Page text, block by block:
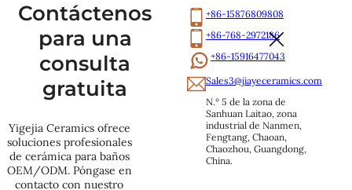
Contáctenos
para una
consulta
gratuita
Yigejia Ceramics ofrece
soluciones profesionales
de cerámica para baños
OEM/ODM. Póngase en
contacto con nuestro
+86-15876809808
+86-768-2972186
+86-15916477043
Sales3@jiayeceramics.com
N.º 5 de la zona de
Sanhuan Laitao, zona
industrial de Nanmen,
Fengtang, Chaoan,
Chaozhou, Guangdong,
China.